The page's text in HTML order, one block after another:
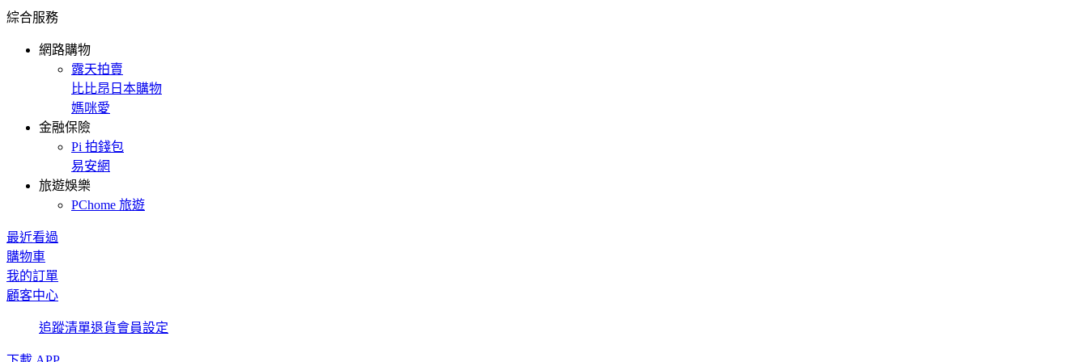
綜合服務
網路購物
露天拍賣
比比昂日本購物
媽咪愛
金融保險
Pi 拍錢包
易安網
旅遊娛樂
PChome 旅遊
最近看過
購物車
我的訂單
顧客中心
追蹤清單退貨會員設定